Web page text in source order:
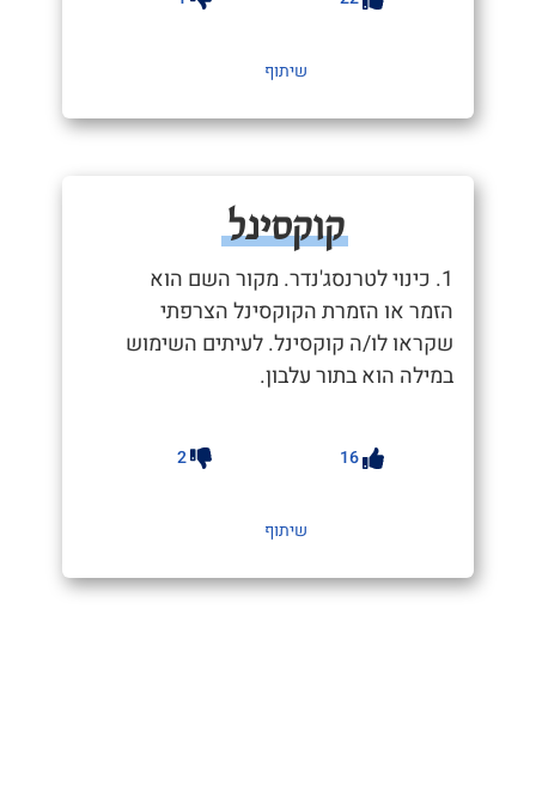
שיתוף
קוקסינל
1. כינוי לטרנסג'נדר. מקור השם הוא
הזמר או הזמרת הקוקסינל הצרפתי
שקראו לו/ה קוקסינל. לעיתים השימוש
במילה הוא בתור עלבון.
16
2
שיתוף